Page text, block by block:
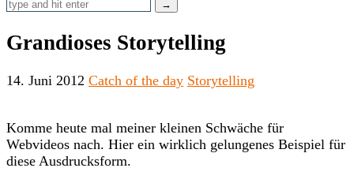
Grandioses Storytelling
14. Juni 2012 Catch of the day Storytelling
Komme heute mal meiner kleinen Schwäche für
Webvideos nach. Hier ein wirklich gelungenes Beispiel für
diese Ausdrucksform.